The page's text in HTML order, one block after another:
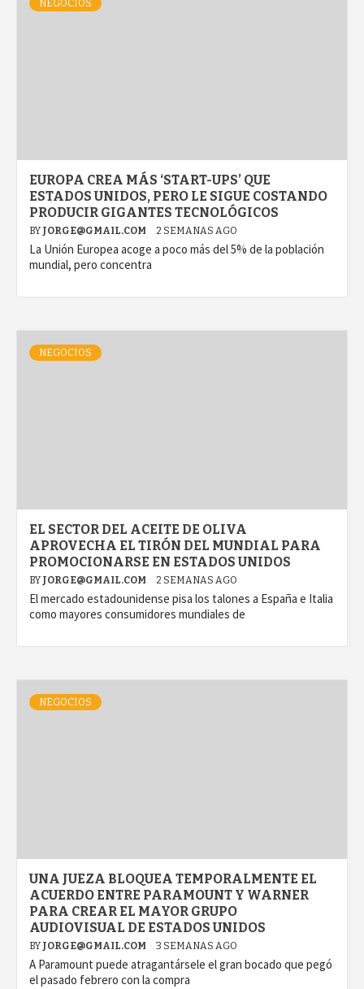
NEGOCIOS
EUROPA CREA MÁS ‘START-UPS’ QUE
ESTADOS UNIDOS, PERO LE SIGUE COSTANDO
PRODUCIR GIGANTES TECNOLÓGICOS
BY JORGE@GMAIL.COM 2 SEMANAS AGO
La Unión Europea acoge a poco más del 5% de la población
mundial, pero concentra
NEGOCIOS
EL SECTOR DEL ACEITE DE OLIVA
APROVECHA EL TIRÓN DEL MUNDIAL PARA
PROMOCIONARSE EN ESTADOS UNIDOS
BY JORGE@GMAIL.COM 2 SEMANAS AGO
El mercado estadounidense pisa los talones a España e Italia
como mayores consumidores mundiales de
NEGOCIOS
UNA JUEZA BLOQUEA TEMPORALMENTE EL
ACUERDO ENTRE PARAMOUNT Y WARNER
PARA CREAR EL MAYOR GRUPO
AUDIOVISUAL DE ESTADOS UNIDOS
BY JORGE@GMAIL.COM 3 SEMANAS AGO
A Paramount puede atragantársele el gran bocado que pegó
el pasado febrero con la compra